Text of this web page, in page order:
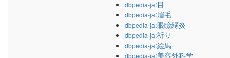
dbpedia-ja:目
dbpedia-ja:眉毛
dbpedia-ja:眼瞼縁炎
dbpedia-ja:祈り
dbpedia-ja:絵馬
dbpedia-ja:美容外科学